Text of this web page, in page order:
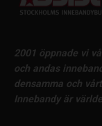
2001 öppnade vi
och andas
densamma och
Innebandy är